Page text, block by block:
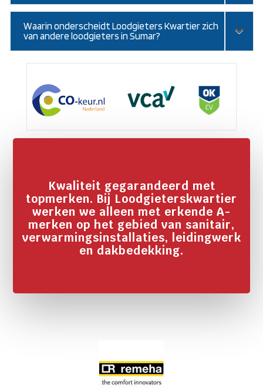
Waarin onderscheidt Loodgieters Kwartier zich
van andere loodgieters in Sumar?
Kwaliteit gegarandeerd met
topmerken. Bij Loodgieterskwartier
werken we alleen met erkende A-
merken op het gebied van sanitair,
verwarmingsinstallaties, leidingwerk
en dakbedekking.